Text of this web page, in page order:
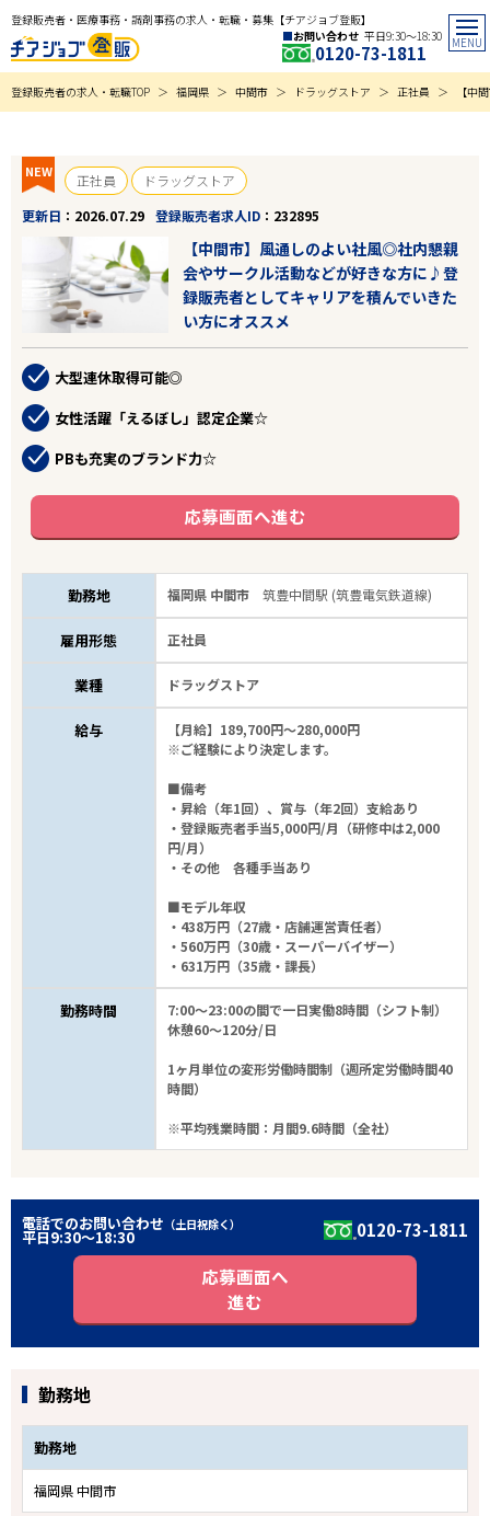
登録販売者・医療事務・調剤事務の求人・転職・募集【チアジョブ登販】
お問い合わせ 平日9:30〜18:30
0120-73-1811
登録販売者の求人・転職TOP 福岡県 中間市 ドラッグストア 正社員 【中
NEW 正社員
ドラッグストア
更新日
2026.07.29 登録販売者求人ID 232895
【中間市】風通しのよい社風◎社内懇親
会やサークル活動などが好きな方に♪登
録販売者としてキャリアを積んでいきた
い方にオススメ
大型連休取得可能◎
女性活躍「えるぼし」認定企業☆
PBも充実のブランド力☆
応募画面へ進む
勤務地 福岡県 中間市筑豊中間駅 (筑豊電気鉄道線)
雇用形態 正社員
業種 ドラッグストア
給与
【月給】189,700円～280,000円
※ご経験により決定します。
■備考
・昇給（年1回）、賞与（年2回）支給あり
・登録販売者手当5,000円/月（研修中は2,000
円/月）
・その他 各種手当あり
■モデル年収
・438万円（27歳・店舗運営責任者）
・560万円（30歳・スーパーバイザー）
・631万円（35歳・課長）
勤務時間
7:00～23:00の間で一日実働8時間（シフト制）
休憩60～120分/日
1ヶ月単位の変形労働時間制（週所定労働時間40
時間）
※平均残業時間：月間9.6時間（全社）
電話でのお問い合わせ （土日祝除く）
平日9:30〜18:30 0120-73-1811
応募画面へ
進む
勤務地
勤務地
福岡県 中間市